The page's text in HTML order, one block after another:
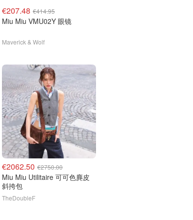
€207.48 €414.95
Miu Miu VMU02Y 眼镜
Maverick & Wolf
€2062.50 €2750.00
Miu Miu Utilitaire 可可色麂皮
斜挎包
TheDoubleF